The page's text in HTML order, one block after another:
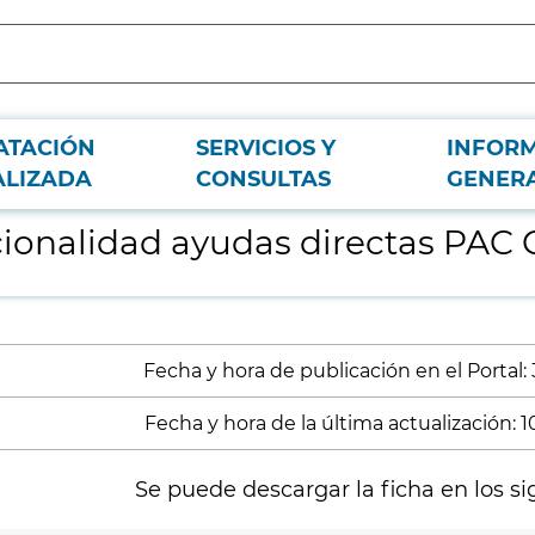
SERVICIOS Y
CONSULTAS
PAC 2020
ayudas directas PAC
Fecha y hora de publicación en el
Fecha y hora de la última actualización:
Se puede descargar la ficha en los